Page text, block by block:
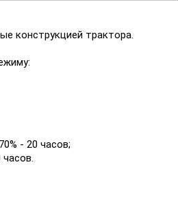
конструкцией трактора.
- 20 часов;